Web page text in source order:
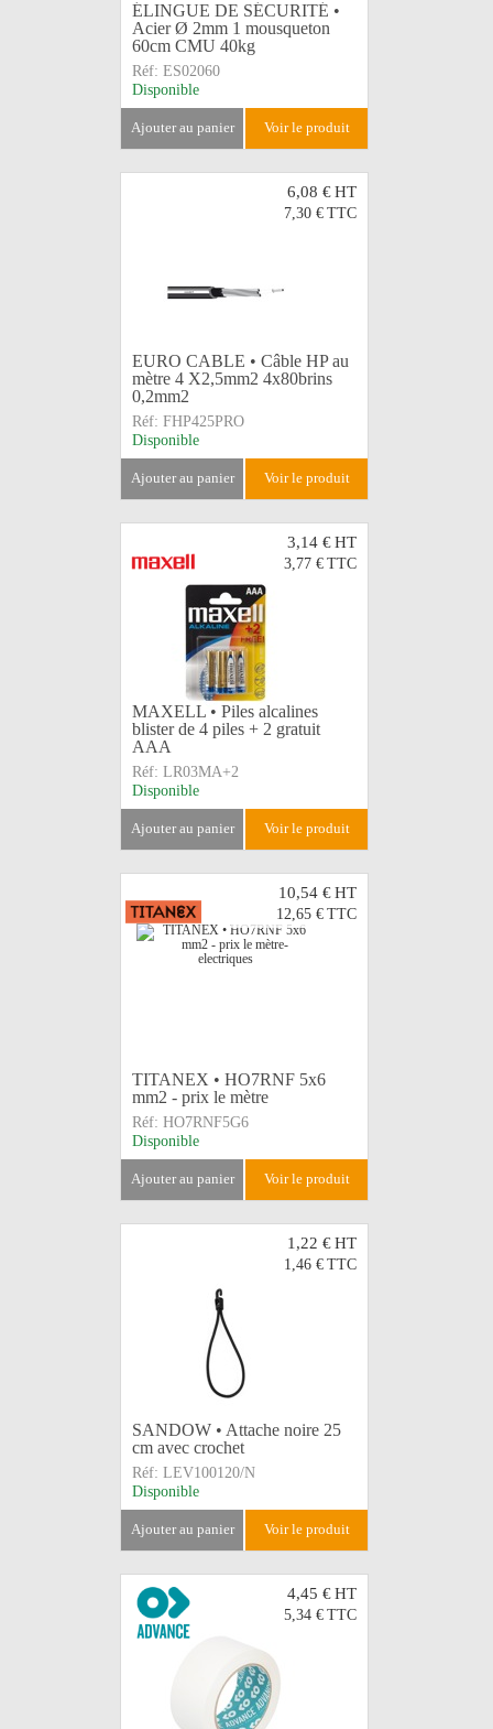
ÉLINGUE DE SÉCURITÉ •
Acier Ø 2mm 1 mousqueton
60cm CMU 40kg
Réf: ES02060
Disponible
ajouter au panier voir le produit
6,08 €HT
7,30 € TTC
EURO CABLE • Câble HP au
mètre 4 X2,5mm2 4x80brins
0,2mm2
Réf: FHP425PRO
Disponible
ajouter au panier voir le produit
3,14 €HT
3,77 € TTC
MAXELL • Piles alcalines
blister de 4 piles + 2 gratuit
AAA
Réf: LR03MA+2
Disponible
ajouter au panier voir le produit
10,54 €HT
12,65 € TTC
TITANEX • HO7RNF 5x6
mm2 - prix le mètre
Réf: HO7RNF5G6
Disponible
ajouter au panier voir le produit
1,22 €HT
1,46 € TTC
SANDOW • Attache noire 25
cm avec crochet
Réf: LEV100120/N
Disponible
ajouter au panier voir le produit
4,45 €HT
5,34 € TTC